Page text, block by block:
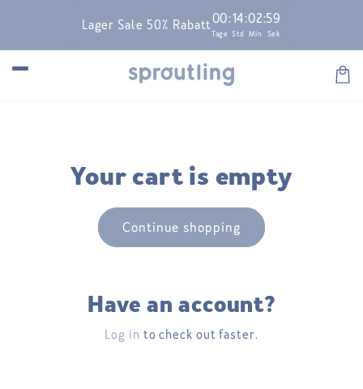
Lager Sale 50% Rabatt00
Tage
:14
Std
:02
Min
:59
Sek
Your cart is empty
Continue shopping
Have an account?
Log in to check out faster.